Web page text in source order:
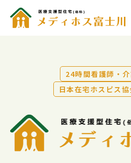
24時間看護師・
日本在宅ホスピス